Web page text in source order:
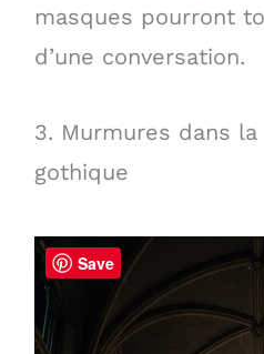
masques pourront
d’une conversation.
3. Murmures dans
gothique
Save